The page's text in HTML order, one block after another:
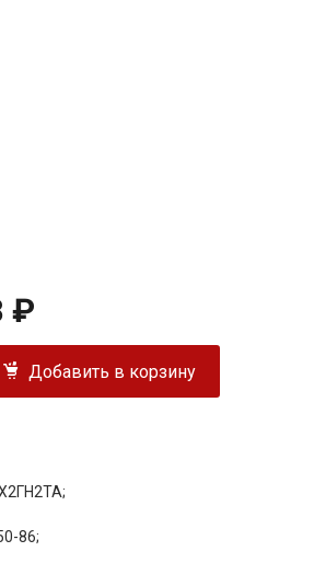
₽
Добавить в корзину
86;